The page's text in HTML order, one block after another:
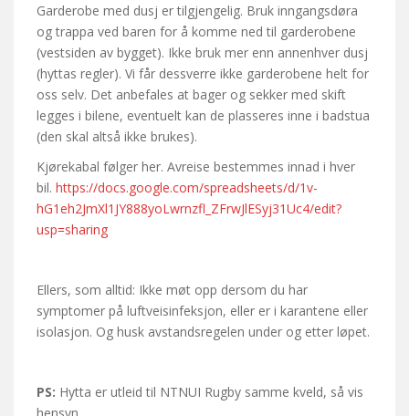
Garderobe med dusj er tilgjengelig. Bruk inngangsdøra
og trappa ved baren for å komme ned til garderobene
(vestsiden av bygget). Ikke bruk mer enn annenhver dusj
(hyttas regler). Vi får dessverre ikke garderobene helt for
oss selv. Det anbefales at bager og sekker med skift
legges i bilene, eventuelt kan de plasseres inne i badstua
(den skal altså ikke brukes).
Kjørekabal følger her. Avreise bestemmes innad i hver
bil. https://docs.google.com/spreadsheets/d/1v-
hG1eh2JmXl1JY888yoLwrnzfl_ZFrwJlESyj31Uc4/edit?
usp=sharing
Ellers, som alltid: Ikke møt opp dersom du har
symptomer på luftveisinfeksjon, eller er i karantene eller
isolasjon. Og husk avstandsregelen under og etter løpet.
PS: Hytta er utleid til NTNUI Rugby samme kveld, så vis
hensyn.